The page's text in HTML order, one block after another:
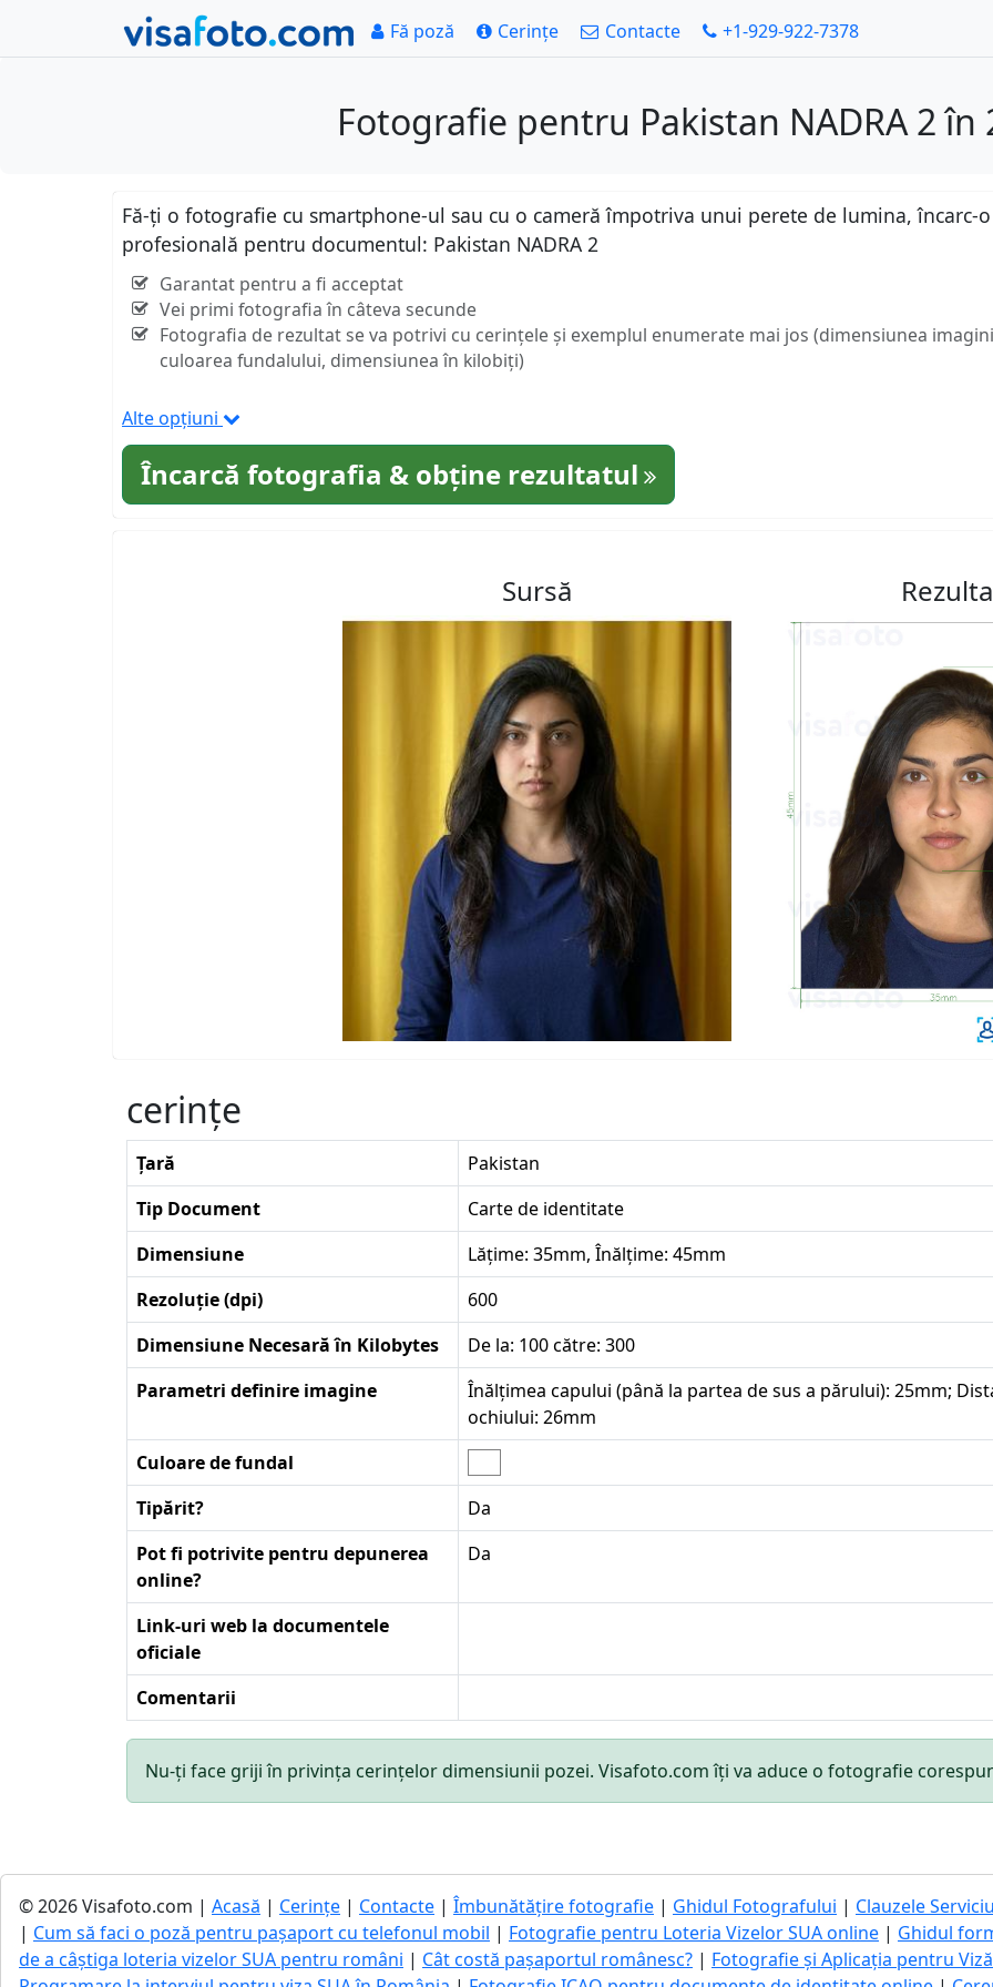
Fă poză Cerințe Contacte +1-929-922-7378
Fotografie pentru Pakistan NADRA 2 în
Fă-ți o fotografie cu smartphone-ul sau cu o cameră împotriva unui perete de lumina,
profesională pentru documentul: Pakistan NADRA 2
Garantat pentru a fi acceptat
Vei primi fotografia în câteva secunde
Fotografia de rezultat se va potrivi cu cerințele și exemplul enumerate mai jos (dimensiunea
culoarea fundalului, dimensiunea în kilobiți)
Alte opțiuni
Încarcă fotografia & obține rezultatul
Sursă
cerinţe
Țară
Pakistan
Tip Document
Carte de identitate
Dimensiune
Lățime: 35mm, Înălțime: 45mm
Rezoluție (dpi)
600
Dimensiune Necesară în Kilobytes
De la: 100 către: 300
Parametri definire imagine
Înălțimea capului (până la partea de sus a părului): 25mm;
ochiului: 26mm
Culoare de fundal
Tipărit?
Da
Pot fi potrivite pentru depunerea
online?
Da
Link-uri web la documentele
oficiale
Comentarii
Nu-ți face griji în privința cerințelor dimensiunii pozei. Visafoto.com îți va aduce o fotografie
© 2026 Visafoto.com | Acasă | Cerințe | Contacte | Îmbunătățire fotografie | Ghidul Fotografului | Clauzele
| Cum să faci o poză pentru pașaport cu telefonul mobil | Fotografie pentru Loteria Vizelor SUA online | Ghidul
de a câștiga loteria vizelor SUA pentru români | Cât costă pașaportul românesc? | Fotografie și Aplicația pentru